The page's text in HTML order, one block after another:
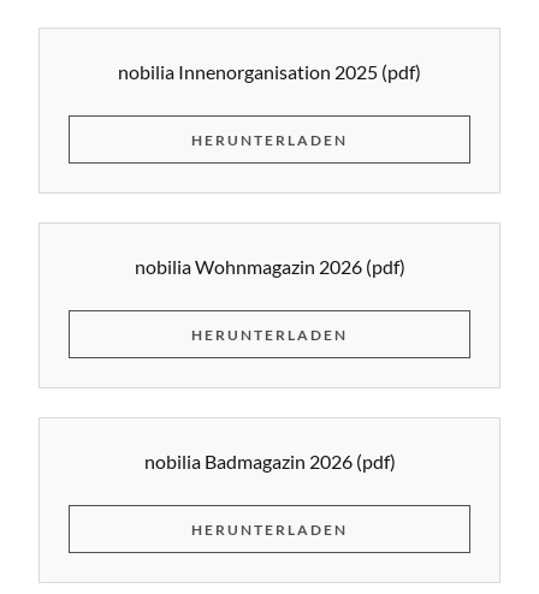
nobilia Innenorganisation 2025 (pdf)
HERUNTERLADEN
nobilia Wohnmagazin 2026(pdf)
HERUNTERLADEN
nobilia Badmagazin 2026(pdf)
HERUNTERLADEN